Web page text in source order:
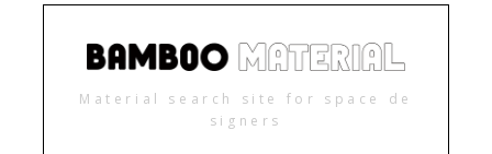
Material search site for space de
signers